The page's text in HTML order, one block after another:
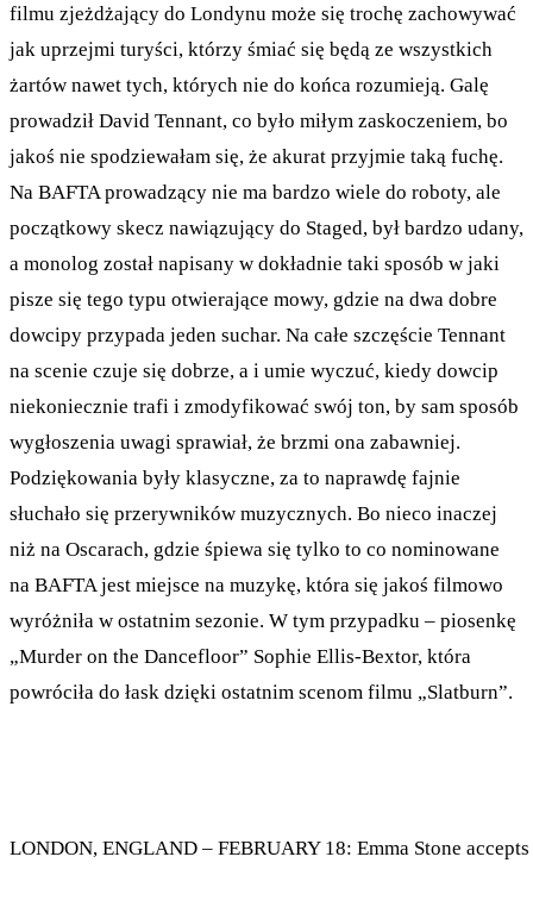
filmu zjeżdżający do Londynu może się trochę zachowywać
jak uprzejmi turyści, którzy śmiać się będą ze wszystkich
żartów nawet tych, których nie do końca rozumieją. Galę
prowadził David Tennant, co było miłym zaskoczeniem, bo
jakoś nie spodziewałam się, że akurat przyjmie taką fuchę.
Na BAFTA prowadzący nie ma bardzo wiele do roboty, ale
początkowy skecz nawiązujący do Staged, był bardzo udany,
a monolog został napisany w dokładnie taki sposób w jaki
pisze się tego typu otwierające mowy, gdzie na dwa dobre
dowcipy przypada jeden suchar. Na całe szczęście Tennant
na scenie czuje się dobrze, a i umie wyczuć, kiedy dowcip
niekoniecznie trafi i zmodyfikować swój ton, by sam sposób
wygłoszenia uwagi sprawiał, że brzmi ona zabawniej.
Podziękowania były klasyczne, za to naprawdę fajnie
słuchało się przerywników muzycznych. Bo nieco inaczej
niż na Oscarach, gdzie śpiewa się tylko to co nominowane
na BAFTA jest miejsce na muzykę, która się jakoś filmowo
wyróżniła w ostatnim sezonie. W tym przypadku – piosenkę
„Murder on the Dancefloor” Sophie Ellis-Bextor, która
powróciła do łask dzięki ostatnim scenom filmu „Slatburn”.
LONDON, ENGLAND – FEBRUARY 18: Emma Stone